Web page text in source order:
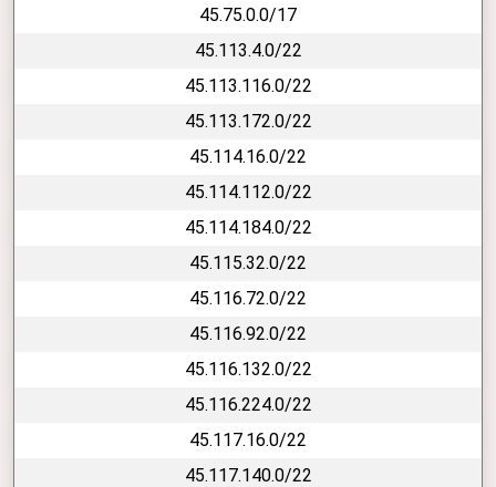
45.75.0.0/17
45.113.4.0/22
45.113.116.0/22
45.113.172.0/22
45.114.16.0/22
45.114.112.0/22
45.114.184.0/22
45.115.32.0/22
45.116.72.0/22
45.116.92.0/22
45.116.132.0/22
45.116.224.0/22
45.117.16.0/22
45.117.140.0/22